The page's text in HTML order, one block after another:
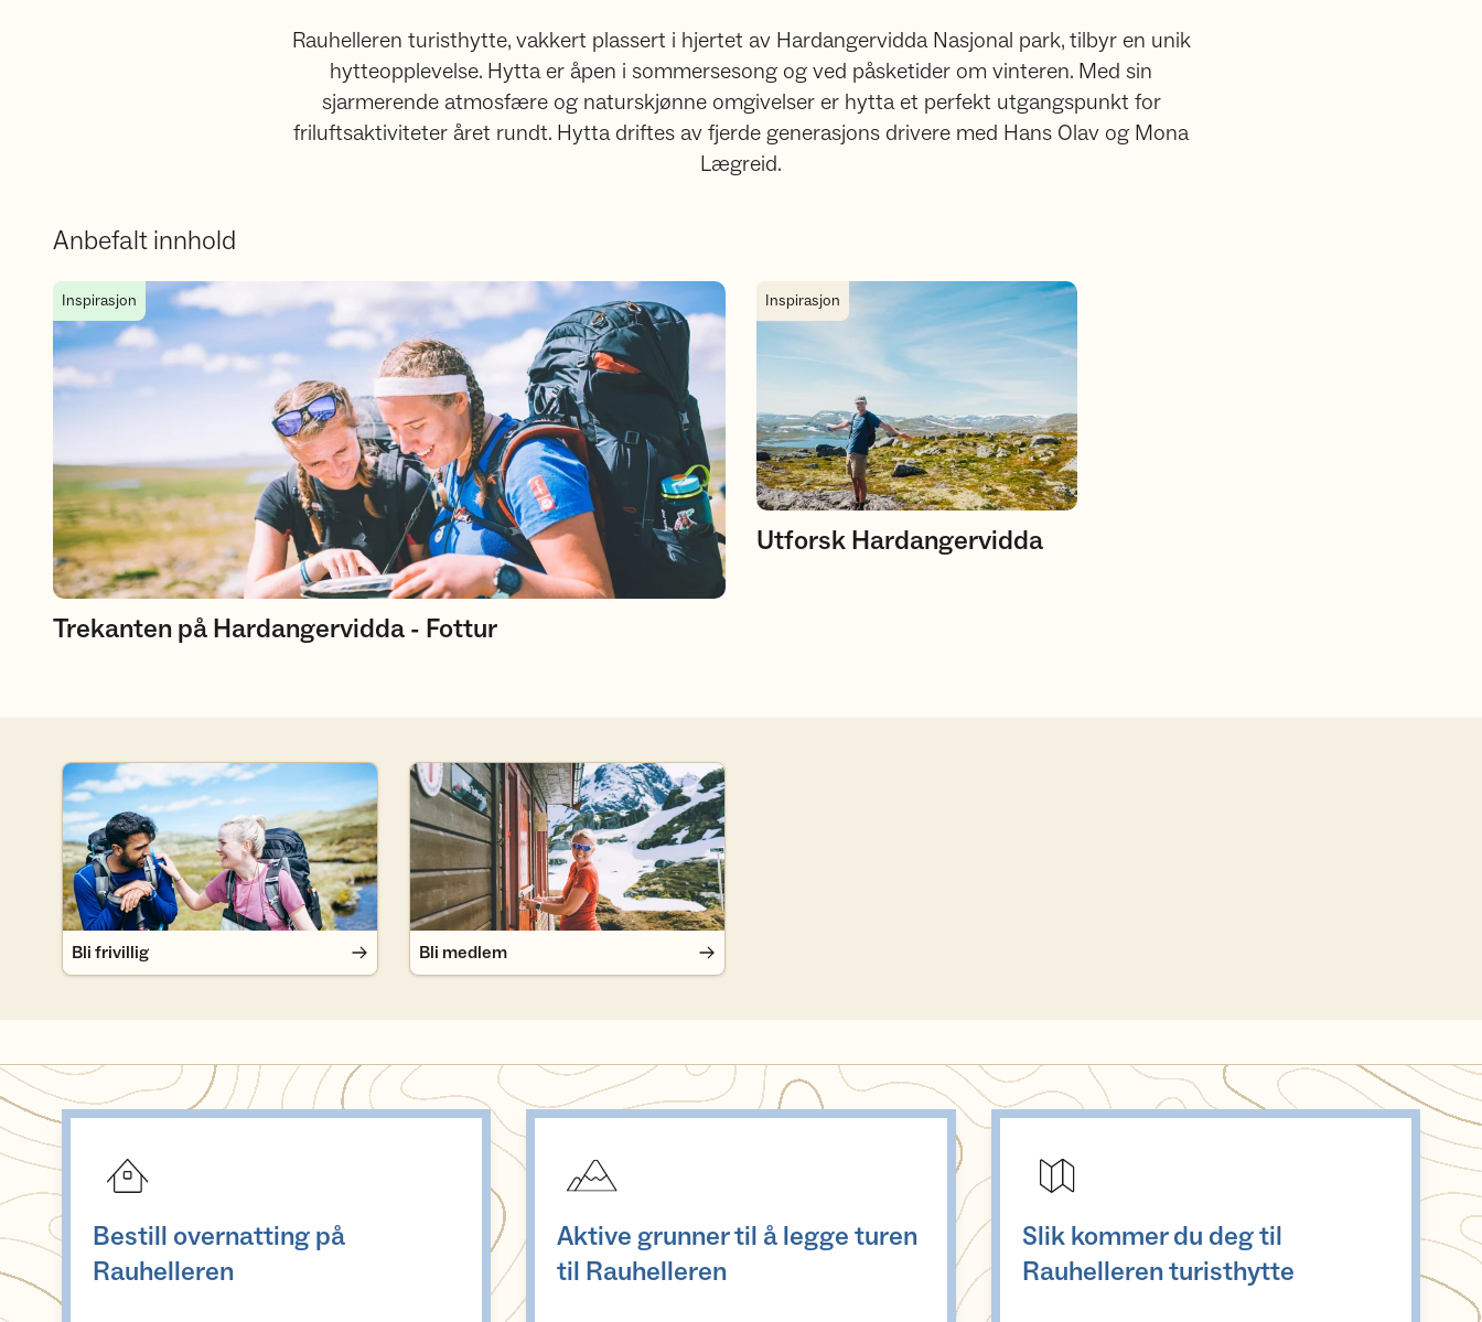
Rauhelleren turisthytte, vakkert plassert i hjertet av Hardangervidda Nasjonal park, tilbyr en unik
hytteopplevelse. Hytta er åpen i sommersesong og ved påsketider om vinteren. Med sin
sjarmerende atmosfære og naturskjønne omgivelser er hytta et perfekt utgangspunkt for
friluftsaktiviteter året rundt. Hytta driftes av fjerde generasjons drivere med Hans Olav og Mona
Lægreid.
Anbefalt innhold
Trekanten på Hardangervidda - Fottur
Inspirasjon
Trekanten på Hardangervidda - Fottur
Utforsk Hardangervidda
Inspirasjon
Utforsk Hardangervidda
Bli frivillig
Bli frivillig
Bli medlem
Bli medlem
Bestill overnatting på
Rauhelleren
Aktive grunner til å legge turen
til Rauhelleren
Slik kommer du deg til
Rauhelleren turisthytte